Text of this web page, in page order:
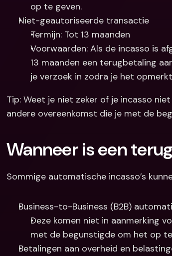
op te geven.
Niet-geautoriseerde transactie
Termijn: Tot 13 maanden
Voorwaarden: Als de incasso is
13 maanden een terugbetaling
je verzoek in zodra je het
Tip: Weet je niet zeker of je incasso
andere overeenkomst die je met de
Wanneer is een
Sommige automatische incasso’s
Business-to-Business (B2B)
Deze komen niet in aanmerking
met de begunstigde om het op
Betalingen aan overheid en